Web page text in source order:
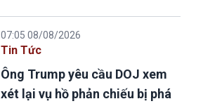
07:05 08/08/2026
Tin Tức
Ông Trump yêu cầu DOJ xem
xét lại vụ hồ phản chiếu bị phá